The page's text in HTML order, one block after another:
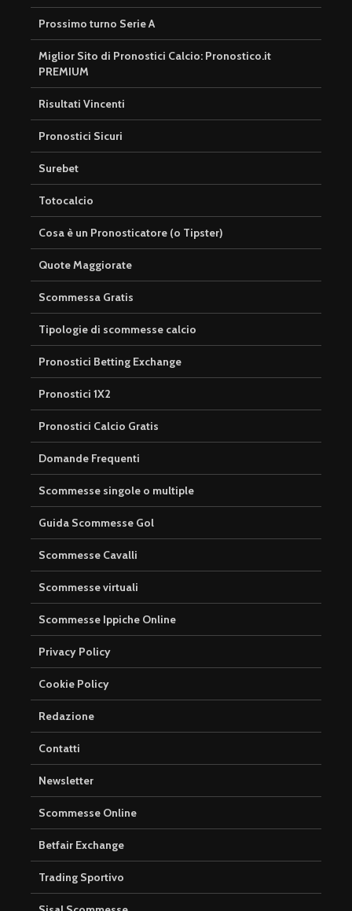
Prossimo turno Serie A
Miglior Sito di Pronostici Calcio: Pronostico.it
PREMIUM
Risultati Vincenti
Pronostici Sicuri
Surebet
Totocalcio
Cosa è un Pronosticatore (o Tipster)
Quote Maggiorate
Scommessa Gratis
Tipologie di scommesse calcio
Pronostici Betting Exchange
Pronostici 1X2
Pronostici Calcio Gratis
Domande Frequenti
Scommesse singole o multiple
Guida Scommesse Gol
Scommesse Cavalli
Scommesse virtuali
Scommesse Ippiche Online
Privacy Policy
Cookie Policy
Redazione
Contatti
Newsletter
Scommesse Online
Betfair Exchange
Trading Sportivo